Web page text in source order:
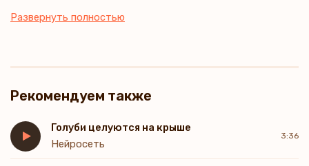
Ночью, ведь и так без сна
Развернуть полностью
Рекомендуем также
Голуби целуются на крыше
Нейросеть
3:36